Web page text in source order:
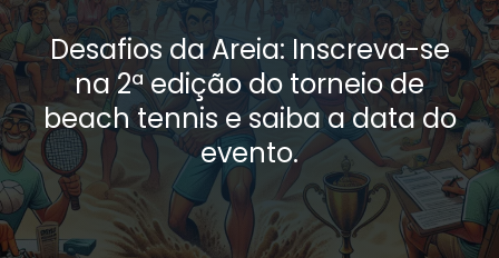
Desafios da Areia: Inscreva-se
na 2ª edição do torneio de
beach tennis e saiba a data do
evento.